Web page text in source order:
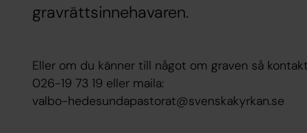
gravrättsinnehavaren.
Eller om du känner till något om graven så
026-19 73 19 eller maila:
valbo-hedesundapastorat@svenskakyrkan.se